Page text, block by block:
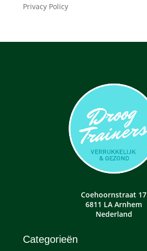
Privacy Policy
Coehoornstraat 17
6811 LA Arnhem
Nederland
Categorieën